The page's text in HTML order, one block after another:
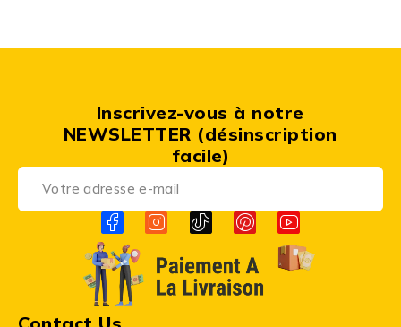
Inscrivez-vous à notre
NEWSLETTER (désinscription
facile)